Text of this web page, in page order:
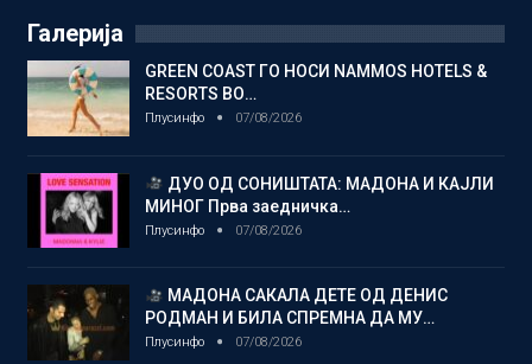
Галерија
GREEN COAST ГО НОСИ NAMMOS HOTELS &
RESORTS ВО…
Плусинфо 07/08/2026
ДУО ОД СОНИШТАТА: МАДОНА И КАЈЛИ
МИНОГ Прва заедничка…
Плусинфо 07/08/2026
МАДОНА САКАЛА ДЕТЕ ОД ДЕНИС
РОДМАН И БИЛА СПРЕМНА ДА МУ…
Плусинфо 07/08/2026